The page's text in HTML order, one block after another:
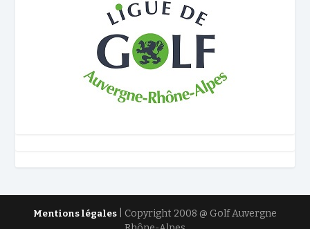
Mentions légales | Copyright 2008 @ Golf Auvergne